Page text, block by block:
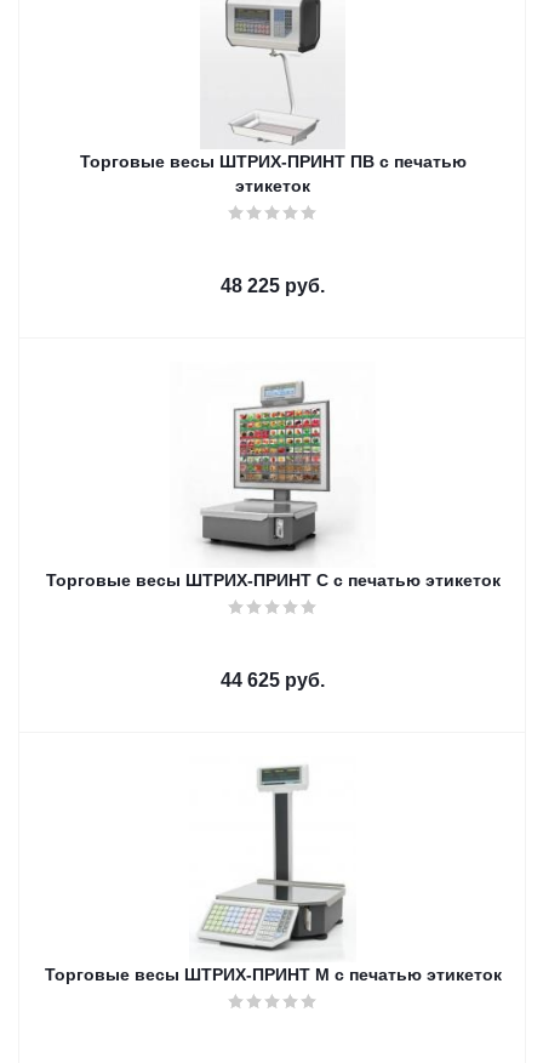
Торговые весы ШТРИХ-ПРИНТ ПВ с печатью
этикеток
48 225 руб.
Торговые весы ШТРИХ-ПРИНТ С с печатью этикеток
44 625 руб.
Торговые весы ШТРИХ-ПРИНТ М с печатью этикеток